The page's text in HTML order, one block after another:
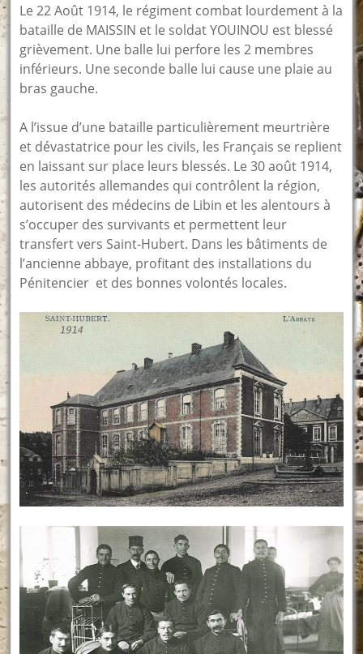
Le 22 Août 1914, le régiment combat lourdement à la
bataille de MAISSIN et le soldat YOUINOU est blessé
grièvement. Une balle lui perfore les 2 membres
inférieurs. Une seconde balle lui cause une plaie au
bras gauche.
A l’issue d’une bataille particulièrement meurtrière
et dévastatrice pour les civils, les Français se replient
en laissant sur place leurs blessés. Le 30 août 1914,
les autorités allemandes qui contrôlent la région,
autorisent des médecins de Libin et les alentours à
s’occuper des survivants et permettent leur
transfert vers Saint-Hubert. Dans les bâtiments de
l’ancienne abbaye, profitant des installations du
Pénitencier et des bonnes volontés locales.